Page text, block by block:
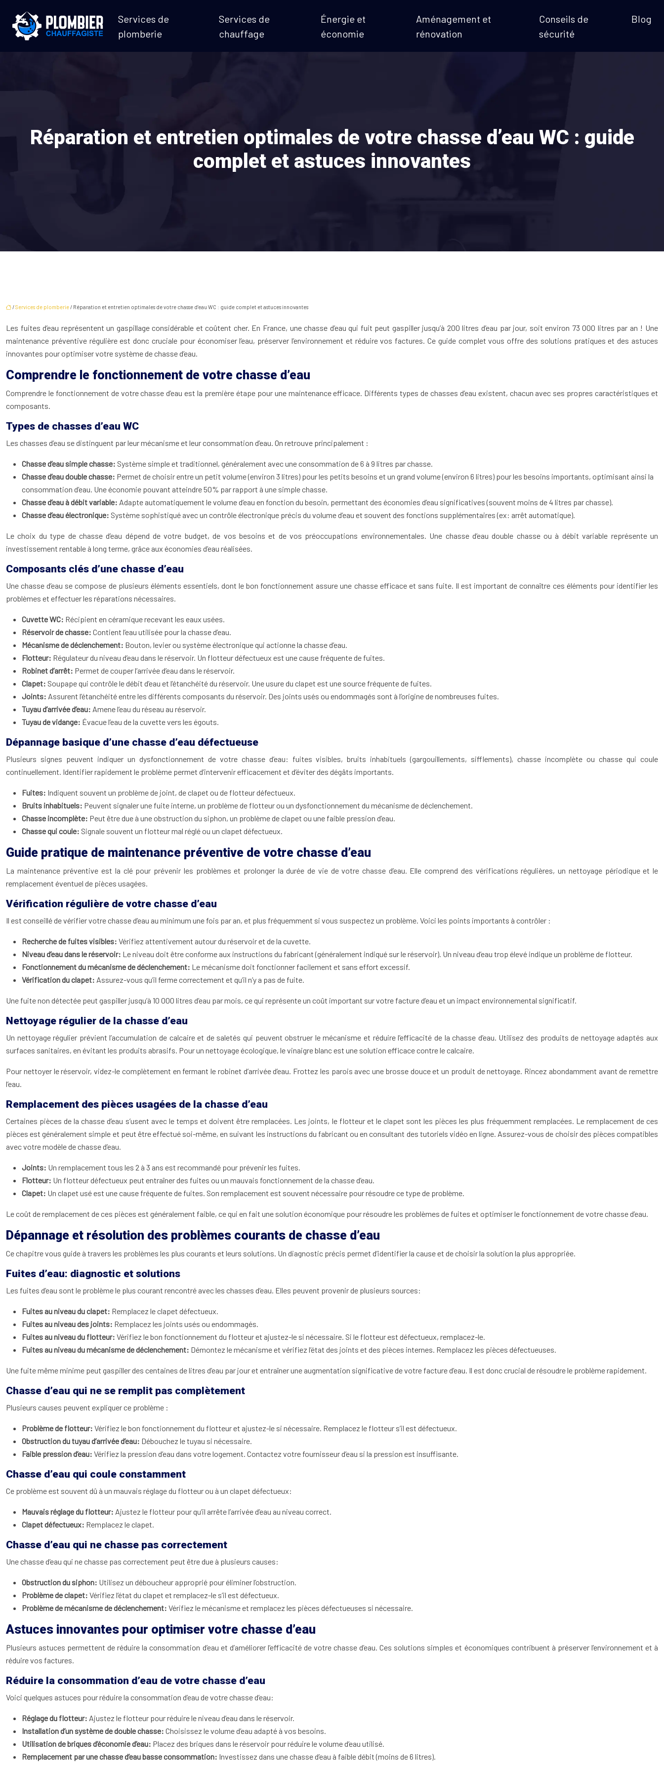
Services de
plomberie
Services de
chauffage
Énergie et
économie
Aménagement et
rénovation
Conseils de
sécurité
Blog
Réparation et entretien optimales de votre chasse d’eau WC : guide
complet et astuces innovantes
/Services de plomberie/ Réparation et entretien optimales de votre chasse d’eau WC : guide complet et astuces innovantes
Les fuites d’eau représentent un gaspillage considérable et coûtent cher. En France, une chasse d’eau qui fuit peut gaspiller jusqu’à 200 litres d’eau par jour, soit environ 73 000 litres par an ! Une
maintenance préventive régulière est donc cruciale pour économiser l’eau, préserver l’environnement et réduire vos factures. Ce guide complet vous offre des solutions pratiques et des astuces
innovantes pour optimiser votre système de chasse d’eau.
Comprendre le fonctionnement de votre chasse d’eau
Comprendre le fonctionnement de votre chasse d’eau est la première étape pour une maintenance efficace. Différents types de chasses d’eau existent, chacun avec ses propres caractéristiques et
composants.
Types de chasses d’eau WC
Les chasses d’eau se distinguent par leur mécanisme et leur consommation d’eau. On retrouve principalement :
Chasse d’eau simple chasse: Système simple et traditionnel, généralement avec une consommation de 6 à 9 litres par chasse.
Chasse d’eau double chasse: Permet de choisir entre un petit volume (environ 3 litres) pour les petits besoins et un grand volume (environ 6 litres) pour les besoins importants, optimisant ainsi la
consommation d’eau. Une économie pouvant atteindre 50% par rapport à une simple chasse.
Chasse d’eau à débit variable: Adapte automatiquement le volume d’eau en fonction du besoin, permettant des économies d’eau significatives (souvent moins de 4 litres par chasse).
Chasse d’eau électronique: Système sophistiqué avec un contrôle électronique précis du volume d’eau et souvent des fonctions supplémentaires (ex: arrêt automatique).
Le choix du type de chasse d’eau dépend de votre budget, de vos besoins et de vos préoccupations environnementales. Une chasse d’eau double chasse ou à débit variable représente un
investissement rentable à long terme, grâce aux économies d’eau réalisées.
Composants clés d’une chasse d’eau
Une chasse d’eau se compose de plusieurs éléments essentiels, dont le bon fonctionnement assure une chasse efficace et sans fuite. Il est important de connaître ces éléments pour identifier les
problèmes et effectuer les réparations nécessaires.
Cuvette WC: Récipient en céramique recevant les eaux usées.
Réservoir de chasse: Contient l’eau utilisée pour la chasse d’eau.
Mécanisme de déclenchement: Bouton, levier ou système électronique qui actionne la chasse d’eau.
Flotteur: Régulateur du niveau d’eau dans le réservoir. Un flotteur défectueux est une cause fréquente de fuites.
Robinet d’arrêt: Permet de couper l’arrivée d’eau dans le réservoir.
Clapet: Soupape qui contrôle le débit d’eau et l’étanchéité du réservoir. Une usure du clapet est une source fréquente de fuites.
Joints: Assurent l’étanchéité entre les différents composants du réservoir. Des joints usés ou endommagés sont à l’origine de nombreuses fuites.
Tuyau d’arrivée d’eau: Amene l’eau du réseau au réservoir.
Tuyau de vidange: Évacue l’eau de la cuvette vers les égouts.
Dépannage basique d’une chasse d’eau défectueuse
Plusieurs signes peuvent indiquer un dysfonctionnement de votre chasse d’eau: fuites visibles, bruits inhabituels (gargouillements, sifflements), chasse incomplète ou chasse qui coule
continuellement. Identifier rapidement le problème permet d’intervenir efficacement et d’éviter des dégâts importants.
Fuites: Indiquent souvent un problème de joint, de clapet ou de flotteur défectueux.
Bruits inhabituels: Peuvent signaler une fuite interne, un problème de flotteur ou un dysfonctionnement du mécanisme de déclenchement.
Chasse incomplète: Peut être due à une obstruction du siphon, un problème de clapet ou une faible pression d’eau.
Chasse qui coule: Signale souvent un flotteur mal réglé ou un clapet défectueux.
Guide pratique de maintenance préventive de votre chasse d’eau
La maintenance préventive est la clé pour prévenir les problèmes et prolonger la durée de vie de votre chasse d’eau. Elle comprend des vérifications régulières, un nettoyage périodique et le
remplacement éventuel de pièces usagées.
Vérification régulière de votre chasse d’eau
Il est conseillé de vérifier votre chasse d’eau au minimum une fois par an, et plus fréquemment si vous suspectez un problème. Voici les points importants à contrôler :
Recherche de fuites visibles: Vérifiez attentivement autour du réservoir et de la cuvette.
Niveau d’eau dans le réservoir: Le niveau doit être conforme aux instructions du fabricant (généralement indiqué sur le réservoir). Un niveau d’eau trop élevé indique un problème de flotteur.
Fonctionnement du mécanisme de déclenchement: Le mécanisme doit fonctionner facilement et sans effort excessif.
Vérification du clapet: Assurez-vous qu’il ferme correctement et qu’il n’y a pas de fuite.
Une fuite non détectée peut gaspiller jusqu’à 10 000 litres d’eau par mois, ce qui représente un coût important sur votre facture d’eau et un impact environnemental significatif.
Nettoyage régulier de la chasse d’eau
Un nettoyage régulier prévient l’accumulation de calcaire et de saletés qui peuvent obstruer le mécanisme et réduire l’efficacité de la chasse d’eau. Utilisez des produits de nettoyage adaptés aux
surfaces sanitaires, en évitant les produits abrasifs. Pour un nettoyage écologique, le vinaigre blanc est une solution efficace contre le calcaire.
Pour nettoyer le réservoir, videz-le complètement en fermant le robinet d’arrivée d’eau. Frottez les parois avec une brosse douce et un produit de nettoyage. Rincez abondamment avant de remettre
l’eau.
Remplacement des pièces usagées de la chasse d’eau
Certaines pièces de la chasse d’eau s’usent avec le temps et doivent être remplacées. Les joints, le flotteur et le clapet sont les pièces les plus fréquemment remplacées. Le remplacement de ces
pièces est généralement simple et peut être effectué soi-même, en suivant les instructions du fabricant ou en consultant des tutoriels vidéo en ligne. Assurez-vous de choisir des pièces compatibles
avec votre modèle de chasse d’eau.
Joints: Un remplacement tous les 2 à 3 ans est recommandé pour prévenir les fuites.
Flotteur: Un flotteur défectueux peut entraîner des fuites ou un mauvais fonctionnement de la chasse d’eau.
Clapet: Un clapet usé est une cause fréquente de fuites. Son remplacement est souvent nécessaire pour résoudre ce type de problème.
Le coût de remplacement de ces pièces est généralement faible, ce qui en fait une solution économique pour résoudre les problèmes de fuites et optimiser le fonctionnement de votre chasse d’eau.
Dépannage et résolution des problèmes courants de chasse d’eau
Ce chapitre vous guide à travers les problèmes les plus courants et leurs solutions. Un diagnostic précis permet d’identifier la cause et de choisir la solution la plus appropriée.
Fuites d’eau: diagnostic et solutions
Les fuites d’eau sont le problème le plus courant rencontré avec les chasses d’eau. Elles peuvent provenir de plusieurs sources:
Fuites au niveau du clapet: Remplacez le clapet défectueux.
Fuites au niveau des joints: Remplacez les joints usés ou endommagés.
Fuites au niveau du flotteur: Vérifiez le bon fonctionnement du flotteur et ajustez-le si nécessaire. Si le flotteur est défectueux, remplacez-le.
Fuites au niveau du mécanisme de déclenchement: Démontez le mécanisme et vérifiez l’état des joints et des pièces internes. Remplacez les pièces défectueuses.
Une fuite même minime peut gaspiller des centaines de litres d’eau par jour et entraîner une augmentation significative de votre facture d’eau. Il est donc crucial de résoudre le problème rapidement.
Chasse d’eau qui ne se remplit pas complètement
Plusieurs causes peuvent expliquer ce problème :
Problème de flotteur: Vérifiez le bon fonctionnement du flotteur et ajustez-le si nécessaire. Remplacez le flotteur s’il est défectueux.
Obstruction du tuyau d’arrivée d’eau: Débouchez le tuyau si nécessaire.
Faible pression d’eau: Vérifiez la pression d’eau dans votre logement. Contactez votre fournisseur d’eau si la pression est insuffisante.
Chasse d’eau qui coule constamment
Ce problème est souvent dû à un mauvais réglage du flotteur ou à un clapet défectueux:
Mauvais réglage du flotteur: Ajustez le flotteur pour qu’il arrête l’arrivée d’eau au niveau correct.
Clapet défectueux: Remplacez le clapet.
Chasse d’eau qui ne chasse pas correctement
Une chasse d’eau qui ne chasse pas correctement peut être due à plusieurs causes:
Obstruction du siphon: Utilisez un déboucheur approprié pour éliminer l’obstruction.
Problème de clapet: Vérifiez l’état du clapet et remplacez-le s’il est défectueux.
Problème de mécanisme de déclenchement: Vérifiez le mécanisme et remplacez les pièces défectueuses si nécessaire.
Astuces innovantes pour optimiser votre chasse d’eau
Plusieurs astuces permettent de réduire la consommation d’eau et d’améliorer l’efficacité de votre chasse d’eau. Ces solutions simples et économiques contribuent à préserver l’environnement et à
réduire vos factures.
Réduire la consommation d’eau de votre chasse d’eau
Voici quelques astuces pour réduire la consommation d’eau de votre chasse d’eau:
Réglage du flotteur: Ajustez le flotteur pour réduire le niveau d’eau dans le réservoir.
Installation d’un système de double chasse: Choisissez le volume d’eau adapté à vos besoins.
Utilisation de briques d’économie d’eau: Placez des briques dans le réservoir pour réduire le volume d’eau utilisé.
Remplacement par une chasse d’eau basse consommation: Investissez dans une chasse d’eau à faible débit (moins de 6 litres).